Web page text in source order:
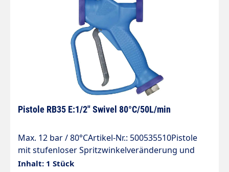
Pistole RB35 E:1/2" Swivel 80°C/50L/min
Max. 12 bar / 80°CArtikel-Nr.: 500535510Pistole
mit stufenloser Spritzwinkelveränderung und
SicherungsbügelMax. 12 bar / 50 l/min. /
Inhalt: 1 Stück